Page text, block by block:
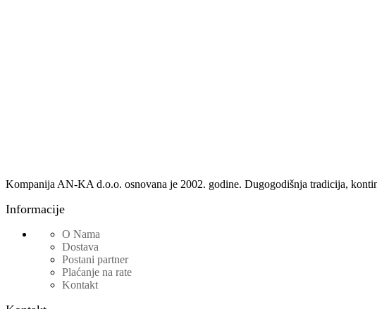
Kompanija AN-KA d.o.o. osnovana je 2002. godine. Dugogodišnja tradicija,
Informacije
O Nama
Dostava
Postani partner
Plaćanje na rate
Kontakt